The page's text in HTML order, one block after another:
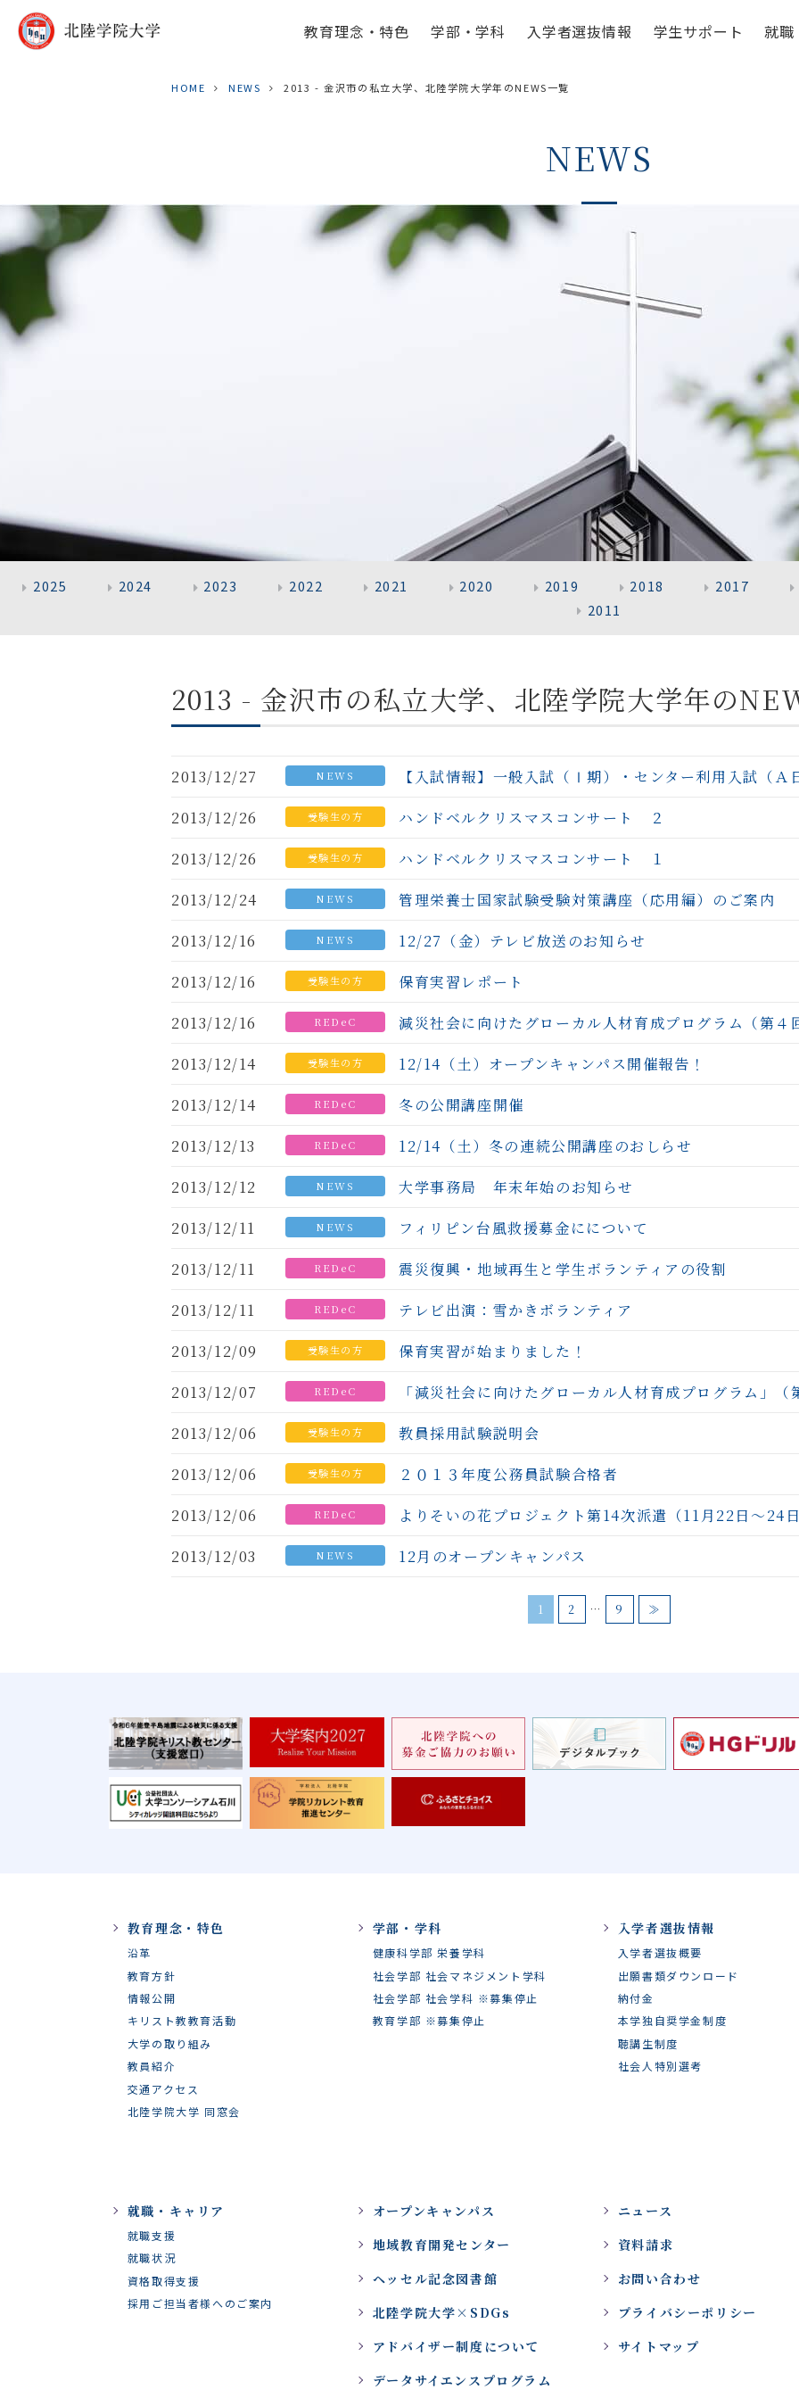
教育理念・特色 学部・学科 入学者選抜情報 学生サポート 就職
HOME NEWS 2013 - 金沢市の私立大学、北陸学院大学年のNEWS一覧
NEWS
2025 2024 2023 2022 2021 2020 2019 2018
2017
2011
2013 - 金沢市の私立大学、北陸学院大学年の
2013/12/27 NEWS
【入試情報】一般入試（Ⅰ期）・センター利用入試（Ａ
2013/12/26
受験生の方
ハンドベルクリスマスコンサート ２
2013/12/26
受験生の方
ハンドベルクリスマスコンサート １
2013/12/24
NEWS
管理栄養士国家試験受験対策講座（応用編）のご案内
2013/12/16
NEWS
12/27（金）テレビ放送のお知らせ
2013/12/16
受験生の方
保育実習レポート
2013/12/16
REDeC
減災社会に向けたグローカル人材育成プログラム（第４
2013/12/14
受験生の方
12/14（土）オープンキャンパス開催報告！
2013/12/14
REDeC
冬の公開講座開催
2013/12/13
REDeC
12/14（土）冬の連続公開講座のおしらせ
2013/12/12
NEWS
大学事務局 年末年始のお知らせ
2013/12/11
NEWS
フィリピン台風救援募金にについて
2013/12/11
REDeC
震災復興・地域再生と学生ボランティアの役割
2013/12/11
REDeC
テレビ出演：雪かきボランティア
2013/12/09
受験生の方
保育実習が始まりました！
2013/12/07
REDeC
「減災社会に向けたグローカル人材育成プログラム」（
2013/12/06
受験生の方
教員採用試験説明会
2013/12/06
受験生の方
２０１３年度公務員試験合格者
2013/12/06
REDeC
よりそいの花プロジェクト第14次派遣（11月22日～24
2013/12/03
NEWS 12月のオープンキャンパス
1 2 … 9 ≫
教育理念・特色
沿革
教育方針
情報公開
キリスト教教育活動
大学の取り組み
教員紹介
交通アクセス
北陸学院大学 同窓会
学部・学科
健康科学部 栄養学科
社会学部 社会マネジメント学科
社会学部 社会学科 ※募集停止
教育学部 ※募集停止
入学者選抜情報
入学者選抜概要
出願書類ダウンロード
納付金
本学独自奨学金制度
聴講生制度
社会人特別選考
就職・キャリア
就職支援
就職状況
資格取得支援
採用ご担当者様へのご案内
オープンキャンパス
地域教育開発センター
ヘッセル記念図書館
北陸学院大学×SDGs
アドバイザー制度について
データサイエンスプログラム
ニュース
資料請求
お問い合わせ
プライバシーポリシー
サイトマップ